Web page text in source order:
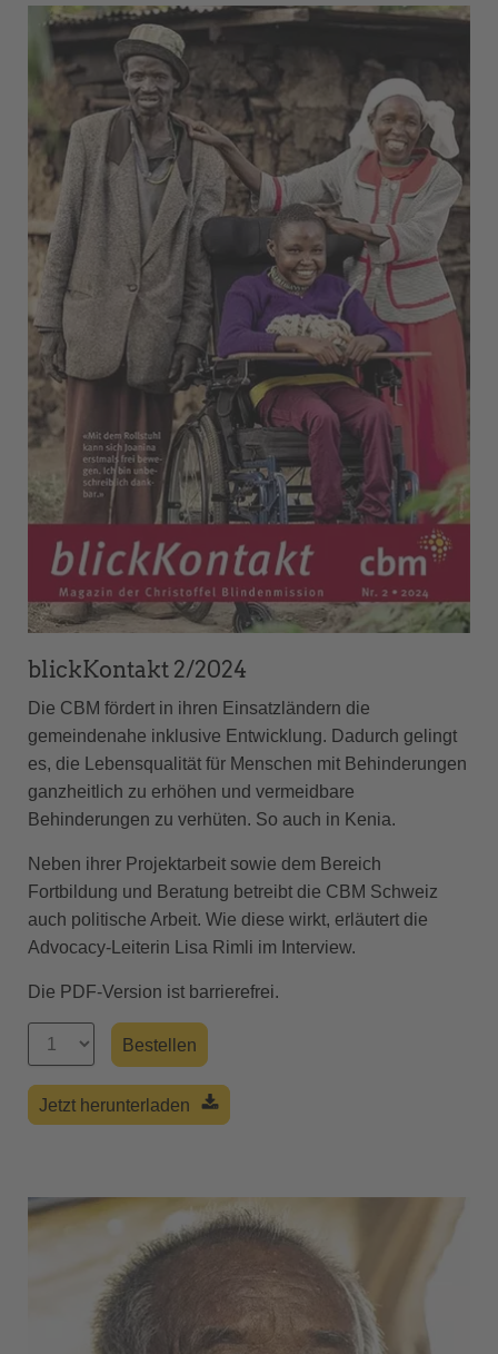
blickKontakt 2/2024
Die CBM fördert in ihren Einsatzländern die
gemeindenahe inklusive Entwicklung. Dadurch gelingt
es, die Lebensqualität für Menschen mit Behinderungen
ganzheitlich zu erhöhen und vermeidbare
Behinderungen zu verhüten. So auch in Kenia.
Neben ihrer Projektarbeit sowie dem Bereich
Fortbildung und Beratung betreibt die CBM Schweiz
auch politische Arbeit. Wie diese wirkt, erläutert die
Advocacy-Leiterin Lisa Rimli im Interview.
Die PDF-Version ist barrierefrei.
Jetzt herunterladen